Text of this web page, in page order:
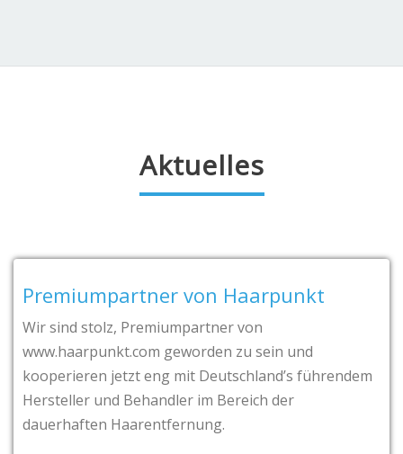
Aktuelles
Premiumpartner von Haarpunkt
Wir sind stolz, Premiumpartner von
www.haarpunkt.com geworden zu sein und
kooperieren jetzt eng mit Deutschland’s führendem
Hersteller und Behandler im Bereich der
dauerhaften Haarentfernung.